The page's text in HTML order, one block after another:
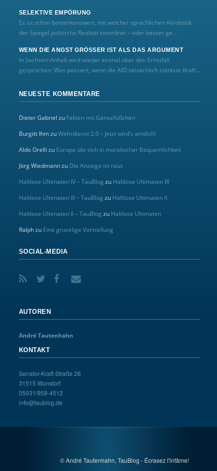
SELEKTIVE EMPÖRUNG
Es ist schon bemerkenswert, mit welcher sprachlichen Akrobatik
der Spiegel politische Realität einordnet – oder besser ge...
WENN DIE ANGST GRÖSSER IST ALS DAS ARGUMENT
In Sachsen-Anhalt wird wieder einmal über den Ernstfall
gesprochen: Was passiert, wenn die AfD tatsächlich stärkste Kraft...
NEUESTE KOMMENTARE
Dieter Gabriel zu Fakten mit Gänsefüßchen
Burgitt IhmzuWehrdienst 2.0 – Jetzt wird’s amtlich!
Aldo Orelli zu Europa übt sich in moralischer Bequemlichkeit
Jörg Wiedmannzu Die Anzeige ist raus
Haltlose Ultimaten IV – TauBlog zu Haltlose Ultimaten III
Haltlose Ultimaten III – TauBlog zu Haltlose Ultimaten II
Haltlose Ultimaten II – TauBlog zu Haltlose Ultimaten
Ralphzu Eine gruselige Vorstellung
SOCIAL-MEDIA
AUTOREN
André Tautenhahn
KONTAKT
Senator-Kraft-Straße 26
31515 Wunstorf
05031/959-4512
info@taublog.de
© André Tautenhahn, TauBlog - Écrasez l'infâme!